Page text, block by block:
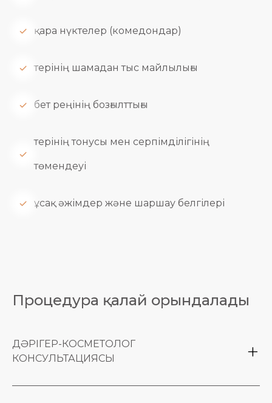
қара нүктелер (комедондар)
терінің шамадан тыс майлылығы
бет реңінің бозғылттығы
терінің тонусы мен серпімділігінің
төмендеуі
ұсақ әжімдер және шаршау белгілері
Процедура қалай орындалады
ДӘРІГЕР-КОСМЕТОЛОГ
КОНСУЛЬТАЦИЯСЫ